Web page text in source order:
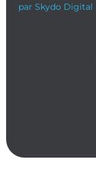
par Skydo Digital